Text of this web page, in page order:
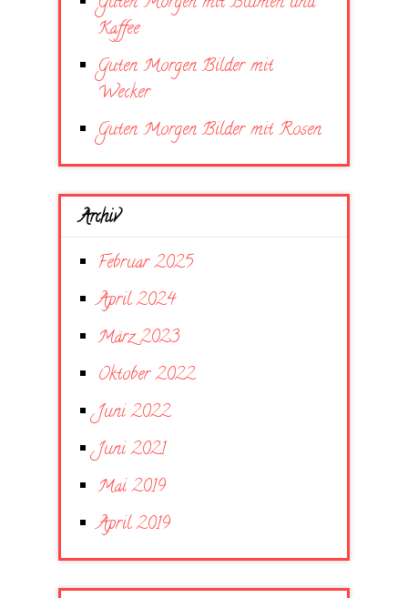
Kaffee
Guten Morgen Bilder mit
Wecker
Guten Morgen Bilder mit Rosen
Archiv
Februar 2025
April 2024
März 2023
Oktober 2022
Juni 2022
Juni 2021
Mai 2019
April 2019